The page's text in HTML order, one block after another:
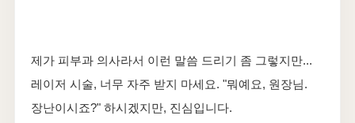
제가 피부과 의사라서 이런 말씀 드리기 좀 그렇지만...
레이저 시술, 너무 자주 받지 마세요. "뭐예요, 원장님.
장난이시죠?" 하시겠지만, 진심입니다.